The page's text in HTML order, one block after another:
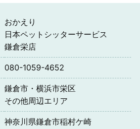
おかえり
日本ペットシッターサービス
鎌倉栄店
080-1059-4652
鎌倉市・横浜市栄区
その他周辺エリア
神奈川県鎌倉市稲村ケ崎